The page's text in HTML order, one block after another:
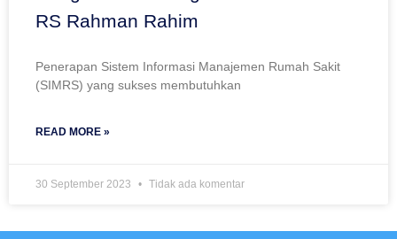
RS Rahman Rahim
Penerapan Sistem Informasi Manajemen Rumah Sakit
(SIMRS) yang sukses membutuhkan
READ MORE »
30 September 2023 Tidak ada komentar